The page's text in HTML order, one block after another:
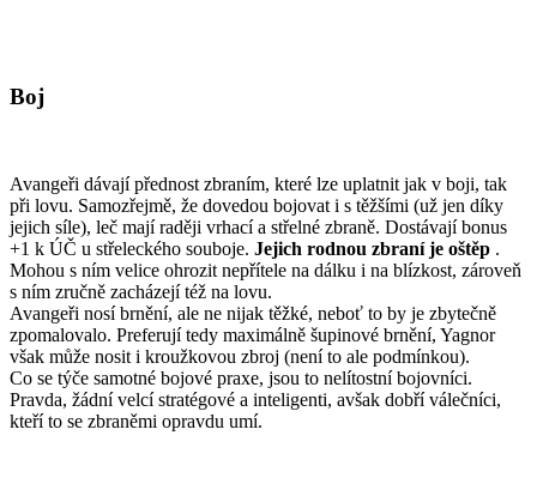
Boj
Avangeři dávají přednost zbraním, které lze uplatnit jak v boji, tak
při lovu. Samozřejmě, že dovedou bojovat i s těžšími (už jen díky
jejich síle), leč mají raději vrhací a střelné zbraně. Dostávají bonus
+1 k ÚČ u střeleckého souboje. Jejich rodnou zbraní je oštěp .
Mohou s ním velice ohrozit nepřítele na dálku i na blízkost, zároveň
s ním zručně zacházejí též na lovu.
Avangeři nosí brnění, ale ne nijak těžké, neboť to by je zbytečně
zpomalovalo. Preferují tedy maximálně šupinové brnění, Yagnor
však může nosit i kroužkovou zbroj (není to ale podmínkou).
Co se týče samotné bojové praxe, jsou to nelítostní bojovníci.
Pravda, žádní velcí stratégové a inteligenti, avšak dobří válečníci,
kteří to se zbraněmi opravdu umí.